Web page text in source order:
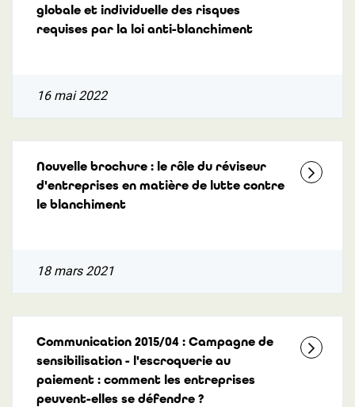
globale et individuelle des risques
requises par la loi anti-blanchiment
16 mai 2022
Nouvelle brochure : le rôle du réviseur
d'entreprises en matière de lutte contre
le blanchiment
18 mars 2021
Communication 2015/04 : Campagne de
sensibilisation - l'escroquerie au
paiement : comment les entreprises
peuvent-elles se défendre ?